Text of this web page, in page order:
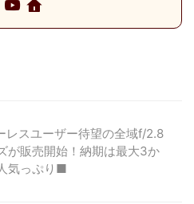
レスユーザー待望の全域f/2.8
が販売開始！納期は最大3か
気っぷり■